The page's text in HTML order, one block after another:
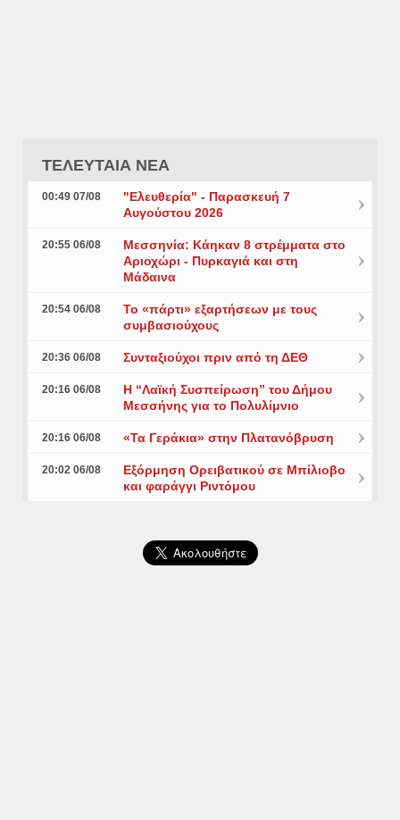
ΤΕΛΕΥΤΑΙΑ ΝΕΑ
00:49 07/08
"Ελευθερία" - Παρασκευή 7
Αυγούστου 2026
20:55 06/08
Μεσσηνία: Κάηκαν 8 στρέμματα στο
Αριοχώρι - Πυρκαγιά και στη
Μάδαινα
20:54 06/08
Το «πάρτι» εξαρτήσεων με τους
συμβασιούχους
20:36 06/08 Συνταξιούχοι πριν από τη ΔΕΘ
20:16 06/08
Η “Λαϊκή Συσπείρωση” του Δήμου
Μεσσήνης για το Πολυλίμνιο
20:16 06/08 «Τα Γεράκια» στην Πλατανόβρυση
20:02 06/08
Εξόρμηση Ορειβατικού σε Μπίλιοβο
και φαράγγι Ριντόμου